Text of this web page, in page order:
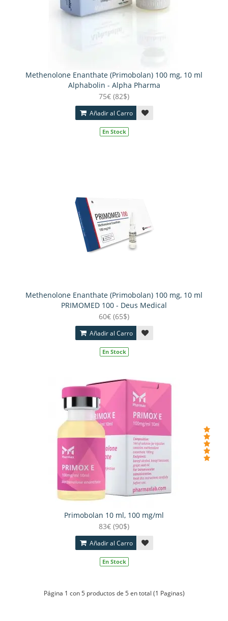
Methenolone Enanthate (Primobolan) 100 mg, 10 ml
Alphabolin - Alpha Pharma
75€ (82$)
Añadir al Carro
En Stock
Methenolone Enanthate (Primobolan) 100 mg, 10 ml
PRIMOMED 100 - Deus Medical
60€ (65$)
Añadir al Carro
En Stock
Primobolan 10 ml, 100 mg/ml
83€ (90$)
Añadir al Carro
En Stock
Página 1 con 5 productos de 5 en total (1 Paginas)